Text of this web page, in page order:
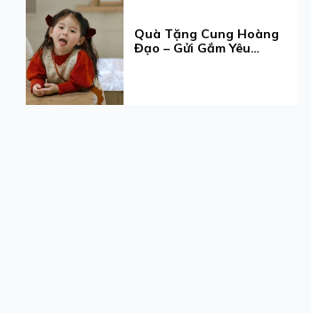
Quà Tặng Cung Hoàng
Đạo – Gửi Gắm Yêu